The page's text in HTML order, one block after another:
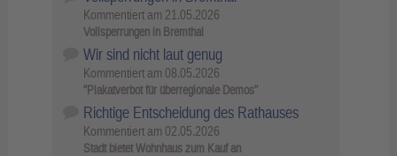
Kommentiert am 21.05.2026
Vollsperrungen in Bremthal
Wir sind nicht laut genug
Kommentiert am 08.05.2026
"Plakatverbot für überregionale Demos"
Richtige Entscheidung des Rathauses
Kommentiert am 02.05.2026
Stadt bietet Wohnhaus zum Kauf an